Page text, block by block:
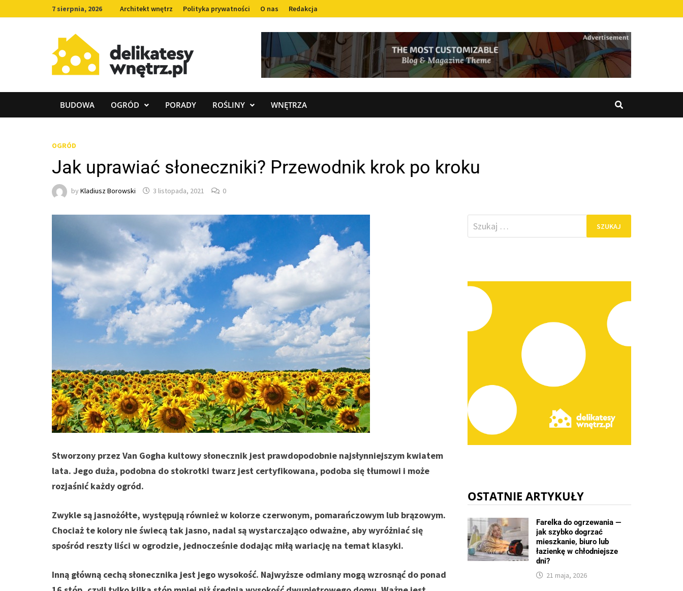
to
7 sierpnia, 2026 Architekt wnętrz Polityka prywatności O nas Redakcja
BUDOWA OGRÓD PORADY ROŚLINY WNĘTRZA
OGRÓD
Jak uprawiać słoneczniki? Przewodnik krok po kroku
by Kladiusz Borowski 3 listopada, 2021 0
Stworzony przez Van Gogha kultowy słonecznik jest prawdopodobnie najsłynniejszym kwiatem
lata. Jego duża, podobna do stokrotki twarz jest certyfikowana, podoba się tłumowi i może
rozjaśnić każdy ogród.
Zwykle są jasnożółte, występują również w kolorze czerwonym, pomarańczowym lub brązowym.
Chociaż te kolory nie świecą tak jasno, nadal są wystarczająco odważne, aby wyróżniać się
spośród reszty liści w ogrodzie, jednocześnie dodając miłą wariację na temat klasyki.
Inną główną cechą słonecznika jest jego wysokość. Najwyższe odmiany mogą wzrosnąć do ponad
Szukaj:
OSTATNIE ARTYKUŁY
Farelka do ogrzewania —
jak szybko dogrzać
mieszkanie, biuro lub
łazienkę w chłodniejsze
dni?
21 maja, 2026